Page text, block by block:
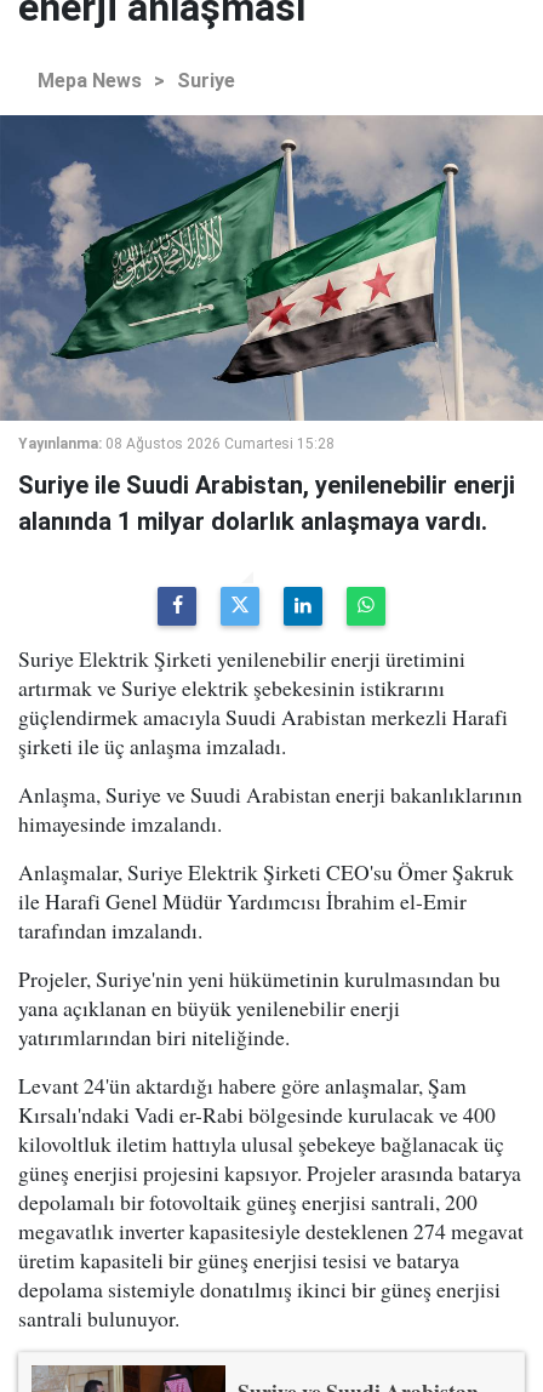
Mepa News > Suriye
Yayınlanma: 08 Ağustos 2026 Cumartesi 15:28
Suriye ile Suudi Arabistan, yenilenebilir enerji
alanında 1 milyar dolarlık anlaşmaya vardı.
Suriye Elektrik Şirketi yenilenebilir enerji üretimini
artırmak ve Suriye elektrik şebekesinin istikrarını
güçlendirmek amacıyla Suudi Arabistan merkezli Harafi
şirketi ile üç anlaşma imzaladı.
Anlaşma, Suriye ve Suudi Arabistan enerji bakanlıklarının
himayesinde imzalandı.
Anlaşmalar, Suriye Elektrik Şirketi CEO'su Ömer Şakruk
ile Harafi Genel Müdür Yardımcısı İbrahim el-Emir
tarafından imzalandı.
Projeler, Suriye'nin yeni hükümetinin kurulmasından bu
yana açıklanan en büyük yenilenebilir enerji
yatırımlarından biri niteliğinde.
Levant 24'ün aktardığı habere göre anlaşmalar, Şam
Kırsalı'ndaki Vadi er-Rabi bölgesinde kurulacak ve 400
kilovoltluk iletim hattıyla ulusal şebekeye bağlanacak üç
güneş enerjisi projesini kapsıyor. Projeler arasında batarya
depolamalı bir fotovoltaik güneş enerjisi santrali, 200
megavatlık inverter kapasitesiyle desteklenen 274 megavat
üretim kapasiteli bir güneş enerjisi tesisi ve batarya
depolama sistemiyle donatılmış ikinci bir güneş enerjisi
santrali bulunuyor.